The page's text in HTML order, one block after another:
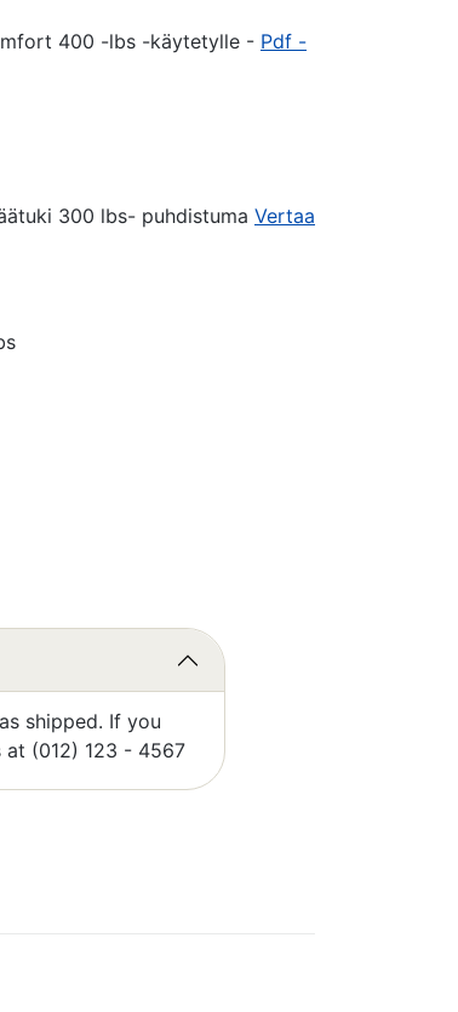
400 -lbs -käytetylle - Pdf -
300 lbs- puhdistuma Vertaa
shipped. If you
(012) 123 - 4567